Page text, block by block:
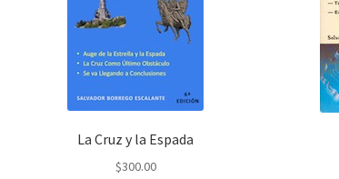
La Cruz y la Espada
$300.00